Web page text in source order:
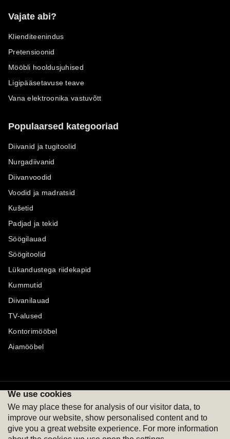
Vajate abi?
Klienditeenindus
Pretensioonid
Mööbli hooldusjuhised
Ligipääsetavuse teave
Vana elektroonika vastuvõtt
Populaarsed kategooriad
Diivanid ja tugitoolid
Nurgadiivanid
Diivanvoodid
Voodid ja madratsid
Kušetid
Padjad ja tekid
Söögilauad
Söögitoolid
Lükandustega riidekapid
Kummutid
Diivanilauad
TV-alused
Kontorimööbel
Aiamööbel
Maksevõimalused
We use cookies
We may place these for analysis of our visitor data, to
improve our website, show personalised content and to
give you a great website experience. For more information